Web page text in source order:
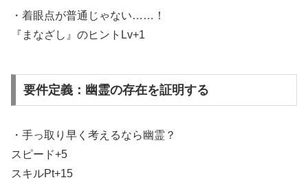
・着眼点が普通じゃない……！
『まなざし』のヒントLv+1
要件定義：幽霊の存在を証明する
・手っ取り早く考えるなら幽霊？
スピード+5
スキルPt+15